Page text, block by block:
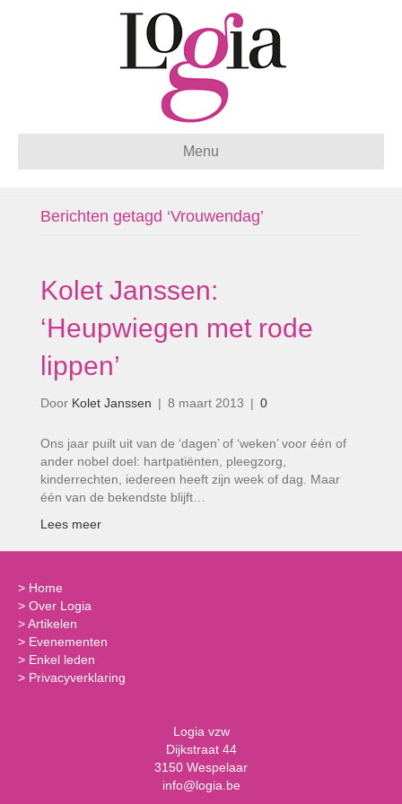
Menu
Berichten getagd ‘Vrouwendag’
Kolet Janssen:
‘Heupwiegen met rode
lippen’
Door Kolet Janssen | 8 maart 2013 | 0
Ons jaar puilt uit van de ‘dagen’ of ‘weken’ voor één of
ander nobel doel: hartpatiënten, pleegzorg,
kinderrechten, iedereen heeft zijn week of dag. Maar
één van de bekendste blijft…
Lees meer
> Home
> Over Logia
>Artikelen
> Evenementen
> Enkel leden
> Privacyverklaring
Logia vzw
Dijkstraat 44
3150 Wespelaar
info@logia.be